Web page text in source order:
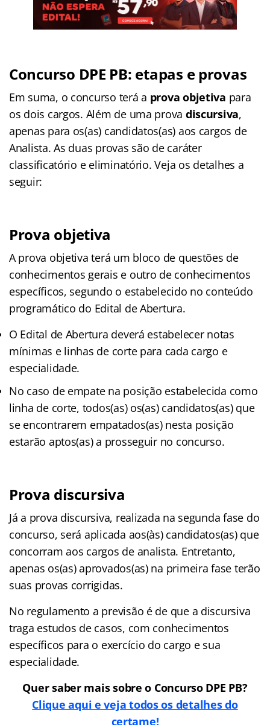
Concurso DPE PB: etapas e provas
Em suma, o concurso terá a prova objetiva para
os dois cargos. Além de uma prova discursiva,
apenas para os(as) candidatos(as) aos cargos de
Analista. As duas provas são de caráter
classificatório e eliminatório. Veja os detalhes a
seguir:
Prova objetiva
A prova objetiva terá um bloco de questões de
conhecimentos gerais e outro de conhecimentos
específicos, segundo o estabelecido no conteúdo
programático do Edital de Abertura.
O Edital de Abertura deverá estabelecer notas
mínimas e linhas de corte para cada cargo e
especialidade.
No caso de empate na posição estabelecida como
linha de corte, todos(as) os(as) candidatos(as) que
se encontrarem empatados(as) nesta posição
estarão aptos(as) a prosseguir no concurso.
Prova discursiva
Já a prova discursiva, realizada na segunda fase do
concurso, será aplicada aos(às) candidatos(as) que
concorram aos cargos de analista. Entretanto,
apenas os(as) aprovados(as) na primeira fase terão
suas provas corrigidas.
No regulamento a previsão é de que a discursiva
traga estudos de casos, com conhecimentos
específicos para o exercício do cargo e sua
especialidade.
Quer saber mais sobre o Concurso DPE PB?
Clique aqui e veja todos os detalhes do
certame!